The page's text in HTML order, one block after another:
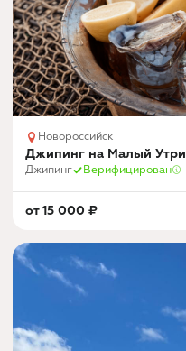
Новороссийск
Джипинг на Малый
Джипинг Верифицирован
от15 000 ₽